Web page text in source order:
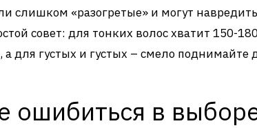
слишком «разогретые» и могут
совет: для тонких волос хватит 150-
а для густых и густых – смело поднимайте
ошибиться в